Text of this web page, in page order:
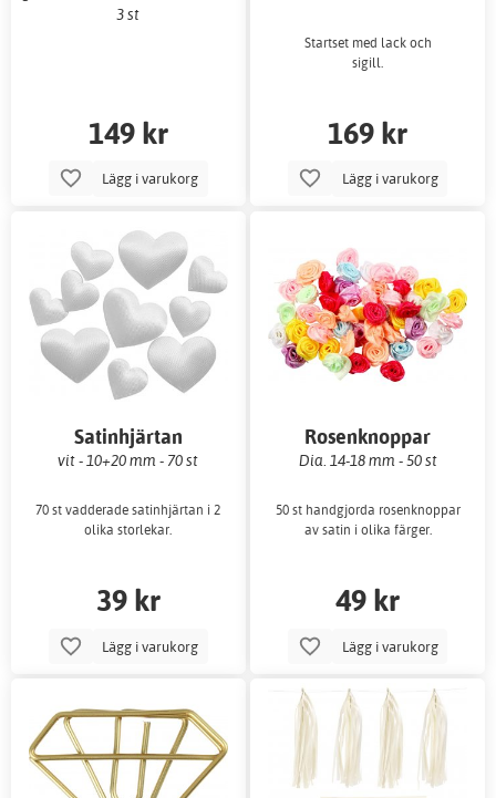
3 st
149 kr
Lägg i varukorg
Startset med lack och
sigill.
169 kr
Lägg i varukorg
Satinhjärtan
vit - 10+20 mm - 70 st
70 st vadderade satinhjärtan i 2
olika storlekar.
39 kr
Lägg i varukorg
Rosenknoppar
Dia. 14-18 mm - 50 st
50 st handgjorda rosenknoppar
av satin i olika färger.
49 kr
Lägg i varukorg